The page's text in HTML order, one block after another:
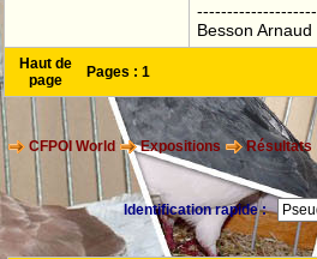
--------------------
Besson Arnaud
Haut de
page
Pages : 1
CFPOI World Expositions Résultats
Identification rapide :